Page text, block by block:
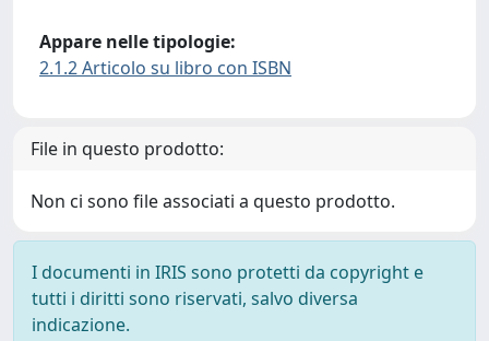
Appare nelle tipologie:
2.1.2 Articolo su libro con ISBN
File in questo prodotto:
Non ci sono file associati a questo prodotto.
I documenti in IRIS sono protetti da copyright e
tutti i diritti sono riservati, salvo diversa
indicazione.